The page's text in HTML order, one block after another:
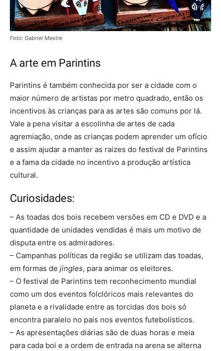
Foto: Gabriel Mestre
A arte em Parintins
Parintins é também conhecida por ser a cidade com o
maior número de artistas por metro quadrado, então os
incentivos às crianças para as artes são comuns por lá.
Vale a pena visitar a escolinha de artes de cada
agremiação, onde as crianças podem aprender um ofício
e assim ajudar a manter as raízes do festival de Parintins
e a fama da cidade no incentivo a produção artística
cultural.
Curiosidades:
– As toadas dos bois recebem versões em CD e DVD e a
quantidade de unidades vendidas é mais um motivo de
disputa entre os admiradores.
– Campanhas políticas da região se utilizam das toadas,
em formas de jingles, para animar os eleitores.
– O festival de Parintins tem reconhecimento mundial
como um dos eventos folclóricos mais relevantes do
planeta e a rivalidade entre as torcidas dos bois só
encontra paralelo no país nos eventos futebolísticos.
– As apresentações diárias são de duas horas e meia
para cada boi e a ordem de entrada na arena se alterna